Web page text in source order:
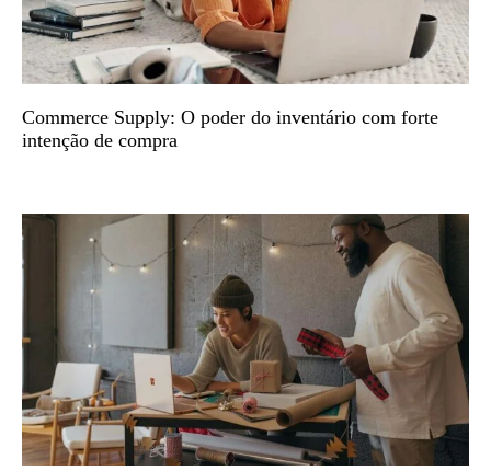
Commerce Supply: O poder do inventário com forte
intenção de compra